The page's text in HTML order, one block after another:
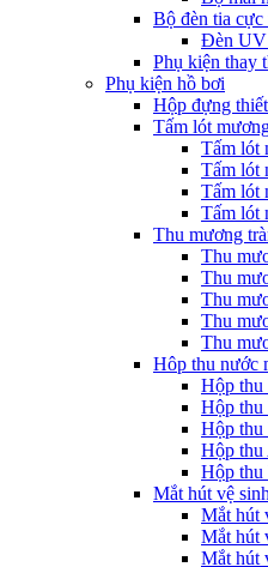
Bộ đèn tia
Đèn UV
Phụ kiện thay
Phụ kiện hồ bơi
Hộp đựng
Tấm lót
Tấm lót
Tấm lót
Tấm lót
Tấm lót
Thu mương
Thu
Thu
Thu
Thu
Thu
Hôp thu nước
Hộp thu
Hộp thu
Hộp thu
Hộp thu
Hộp thu
Mắt hút vệ sinh
Mắt hút
Mắt hút
Mắt hút